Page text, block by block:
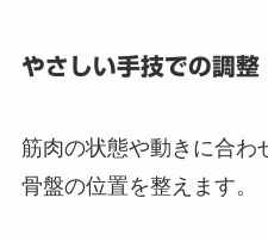
やさしい手技での調整
筋肉の状態や動きに合わ
骨盤の位置を整えます。